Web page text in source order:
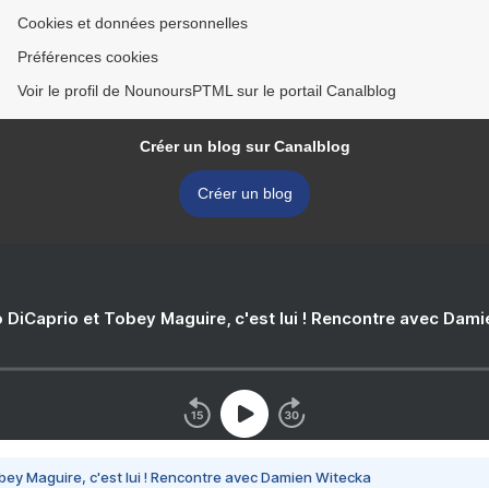
Cookies et données personnelles
Préférences cookies
Voir le profil de NounoursPTML sur le portail Canalblog
Créer un blog sur Canalblog
Créer un blog
DiCaprio et Tobey Maguire, c'est lui ! Rencontre avec
Maguire, c'est lui ! Rencontre avec Damien Witecka